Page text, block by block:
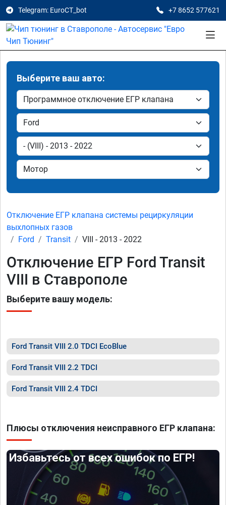
Telegram: EuroCT_bot +7 8652 577621
Выберите ваш авто:
Отключение ЕГР клапана системы рециркуляции
выхлопных газов
Ford
Transit VIII - 2013 - 2022
Отключение ЕГР Ford Transit
VIII в Ставрополе
Выберите вашу модель:
Ford Transit VIII 2.0 TDCI EcoBlue
Ford Transit VIII 2.2 TDCI
Ford Transit VIII 2.4 TDCI
Плюсы отключения неисправного ЕГР клапана:
Избавьтесь от всех ошибок по ЕГР!